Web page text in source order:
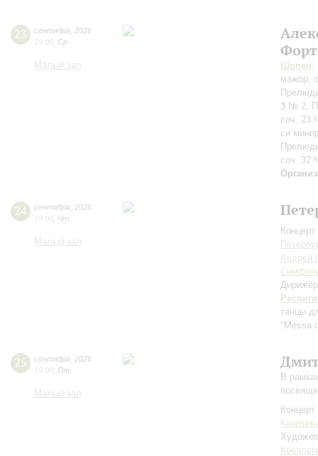
23 сентября 2026
19:00 Ср
Малый зал Шопен:
мажор,
3 № 2,
соч. 23
си
соч. 32
24 сентября 2026
19:00 Чт
Малый зал
Андрей
Респиги
танцы
"Messa
25 сентября 2026
19:00 Пт
Малый зал
В